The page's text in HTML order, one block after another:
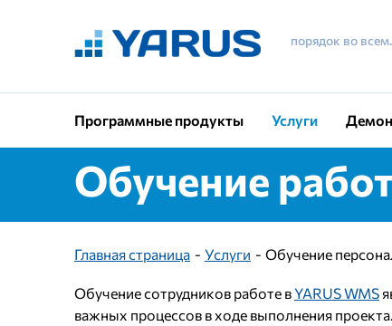
порядок во
Программные продукты Услуги
Обучение
Главная страница Услуги Обучение
Обучение сотрудников работе вYARUS WMS
важных процессов в ходе выполнения